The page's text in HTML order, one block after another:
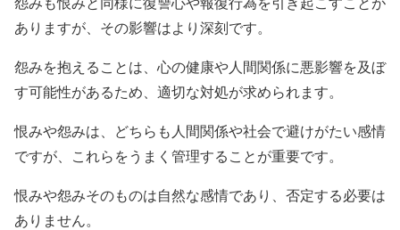
ありますが、その影響はより深刻です。
怨みを抱えることは、心の健康や人間関係に悪影響を及ぼ
す可能性があるため、適切な対処が求められます。
恨みや怨みは、どちらも人間関係や社会で避けがたい感情
ですが、これらをうまく管理することが重要です。
恨みや怨みそのものは自然な感情であり、否定する必要は
ありません。